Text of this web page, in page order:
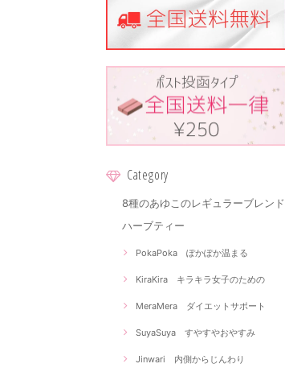
Category
8種のあゆこのレギュラーブレンド
ハーブティー
PokaPoka ぽかぽか温まる
KiraKira キラキラ女子のための
MeraMera ダイエットサポート
SuyaSuya すやすやおやすみ
Jinwari 内側からじんわり